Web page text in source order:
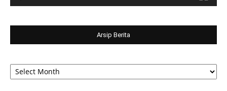
Arsip Berita
Arsip
Berita